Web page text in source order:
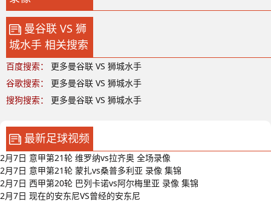
曼谷联 VS 狮
城水手 相关搜索
百度搜索：
更多曼谷联 VS 狮城水手
谷歌搜索：
更多曼谷联 VS 狮城水手
搜狗搜索：
更多曼谷联 VS 狮城水手
最新足球视频
2月7日 意甲第21轮 维罗纳vs拉齐奥 全场录像
2月7日 意甲第21轮 蒙扎vs桑普多利亚 录像 集锦
2月7日 西甲第20轮 巴列卡诺vs阿尔梅里亚 录像 集锦
2月7日 现在的安东尼VS曾经的安东尼